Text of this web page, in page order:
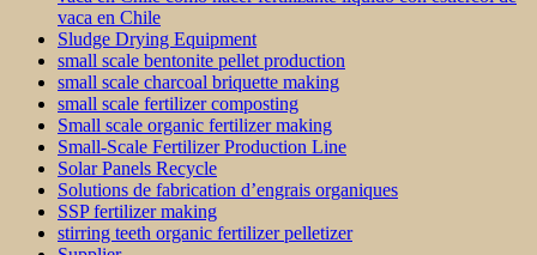
vaca en Chile
Sludge Drying Equipment
small scale bentonite pellet production
small scale charcoal briquette making
small scale fertilizer composting
Small scale organic fertilizer making
Small-Scale Fertilizer Production Line
Solar Panels Recycle
Solutions de fabrication d’engrais organiques
SSP fertilizer making
stirring teeth organic fertilizer pelletizer